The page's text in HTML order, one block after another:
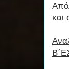
και